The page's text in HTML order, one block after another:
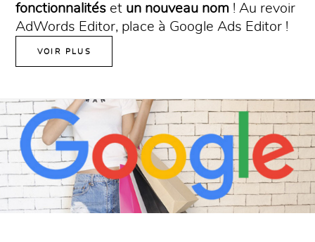
fonctionnalités et un nouveau nom ! Au revoir
AdWords Editor, place à Google Ads Editor !
VOIR PLUS